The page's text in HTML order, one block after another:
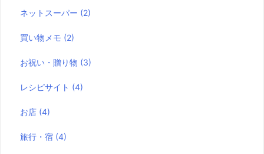
ネットスーパー (2)
買い物メモ (2)
お祝い・贈り物 (3)
レシピサイト (4)
お店 (4)
旅行・宿 (4)